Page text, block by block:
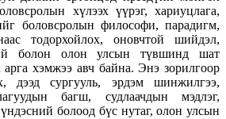
хүлээх үүрэг, хариуцлага,
боловсролын философи, парадигм,
тодорхойлох, оновчтой шийдэл,
болон олон улсын түвшинд шат
арга хэмжээ авч байна. Энэ зорилгоор
дээд сургууль, эрдэм шинжилгээ,
багш, судлаачдын мэдлэг,
болоод бүс нутаг, олон улсын